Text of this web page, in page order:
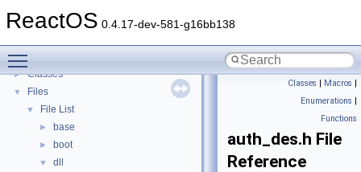
ReactOS 0.4.17-dev-581-g16bb138
Deprecated List
►
► Classes
▼ Files
▼ File List
► base
► boot
▼ dll
Classes | Macros |
Enumerations |
Functions
auth_des.h File
Reference